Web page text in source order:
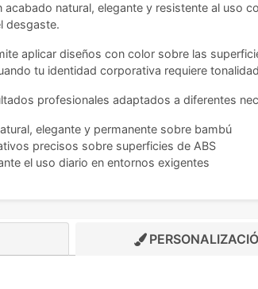
natural, elegante y resistente al uso
desgaste.
aplicar diseños con color sobre las
tu identidad corporativa requiere
profesionales adaptados a diferentes
elegante y permanente sobre bambú
precisos sobre superficies de ABS
el uso diario en entornos exigentes